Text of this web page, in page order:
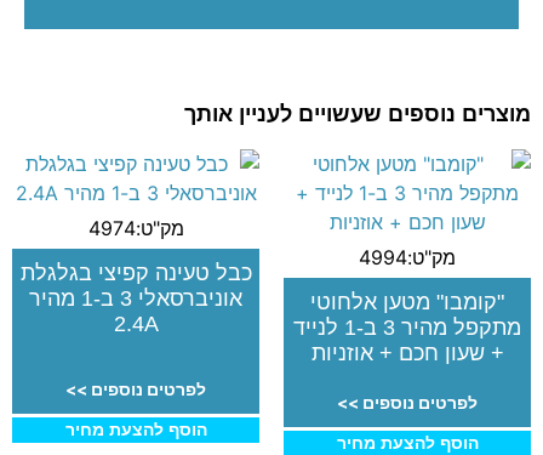
מוצרים נוספים שעשויים לעניין אותך
מק"ט:4994
"קומבו" מטען אלחוטי
מתקפל מהיר 3 ב-1 לנייד
+ שעון חכם + אוזניות
לפרטים נוספים >>
הוסף להצעת מחיר
מק"ט:4974
כבל טעינה קפיצי בגלגלת
אוניברסאלי 3 ב-1 מהיר
2.4A
לפרטים נוספים >>
הוסף להצעת מחיר